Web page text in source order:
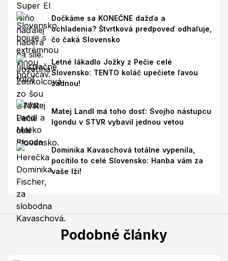
Dočkáme sa KONEČNE dažďa a
ochladenia? Štvrtková predpoveď odhaľuje,
čo čaká Slovensko
Letné lákadlo Jožky z Pečie celé
Slovensko: TENTO koláč upečiete ľavou
zadnou!
Matej Landl má toho dosť: Svojho nástupcu
Igondu v STVR vybavil jednou vetou
Dominika Kavaschová totálne vypenila,
pocítilo to celé Slovensko: Hanba vám za
vaše lži!
Podobné články